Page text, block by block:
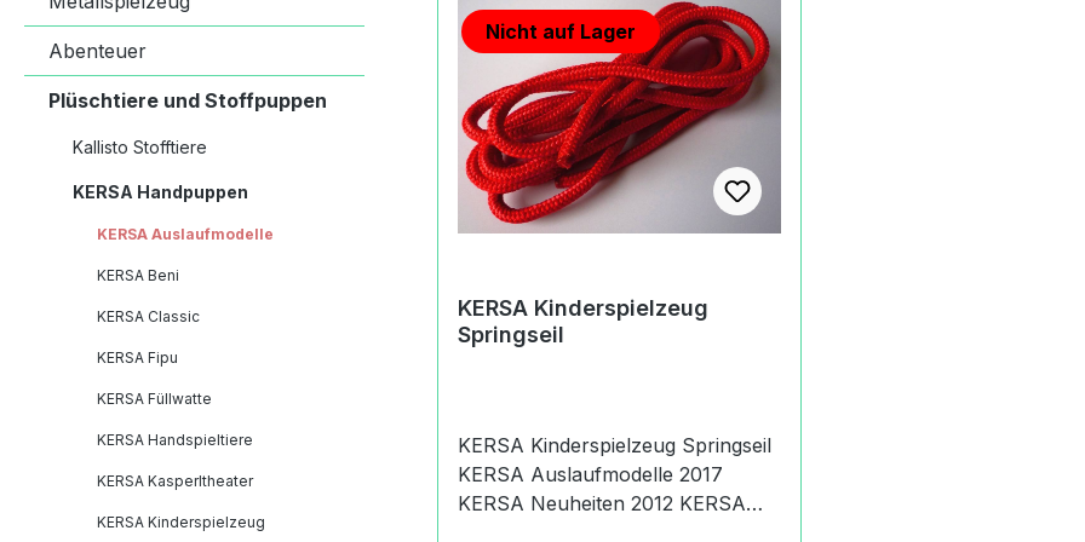
Abenteuer
Plüschtiere und Stoffpuppen
Kallisto Stofftiere
KERSA Handpuppen
KERSA Auslaufmodelle
KERSA Beni
KERSA Classic
KERSA Fipu
KERSA Füllwatte
KERSA Handspieltiere
KERSA Kasperltheater
KERSA Kinderspielzeug
Nicht auf Lager
KERSA Kinderspielzeug
Springseil
KERSA Kinderspielzeug Springseil
KERSA Auslaufmodelle 2017
KERSA Neuheiten 2012 KERSA